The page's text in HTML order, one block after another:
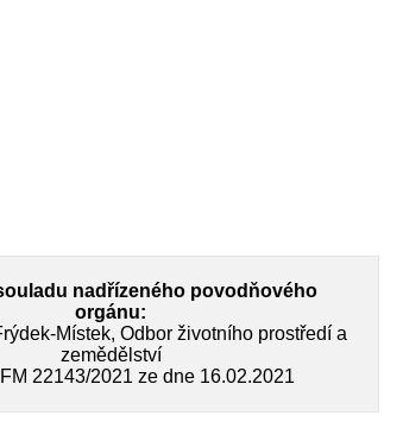
nadřízeného povodňového
orgánu:
Místek, Odbor životního prostředí a
zemědělství
22143/2021 ze dne 16.02.2021